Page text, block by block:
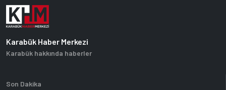
Karabük Haber Merkezi
Karabük hakkında haberler
Son Dakika